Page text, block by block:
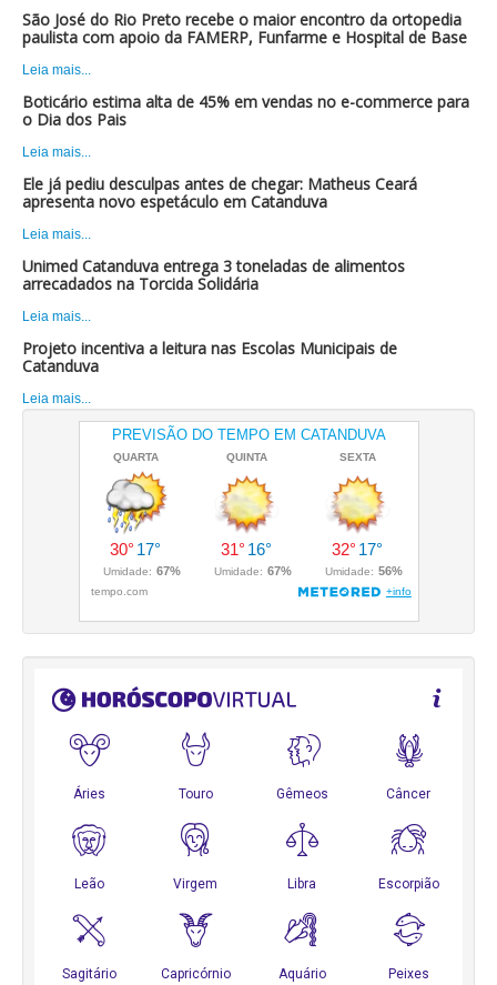
São José do Rio Preto recebe o maior encontro da ortopedia
paulista com apoio da FAMERP, Funfarme e Hospital de Base
Leia mais...
Boticário estima alta de 45% em vendas no e-commerce para
o Dia dos Pais
Leia mais...
Ele já pediu desculpas antes de chegar: Matheus Ceará
apresenta novo espetáculo em Catanduva
Leia mais...
Unimed Catanduva entrega 3 toneladas de alimentos
arrecadados na Torcida Solidária
Leia mais...
Projeto incentiva a leitura nas Escolas Municipais de
Catanduva
Leia mais...